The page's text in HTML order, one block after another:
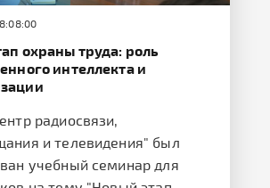
охраны труда: роль
интеллекта и
радиосвязи,
и телевидения" был
учебный семинар для